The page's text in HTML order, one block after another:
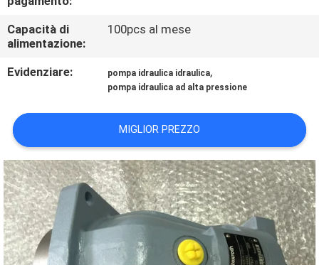
UNA
CITAZIONE
MAPPA
DEL
SITO
PRIVACY
POLICY
Capacità di
alimentazione:
100pcs al mese
Evidenziare: pompa idraulica idraulica,
pompa idraulica ad alta pressione
MIGLIOR PREZZO